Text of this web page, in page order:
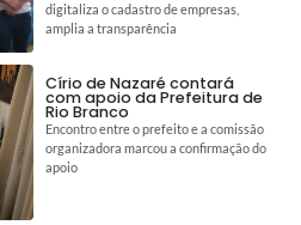
digitaliza o cadastro de empresas,
amplia a transparência
Círio de Nazaré contará
com apoio da Prefeitura de
Rio Branco
Encontro entre o prefeito e a comissão
organizadora marcou a confirmação do
apoio